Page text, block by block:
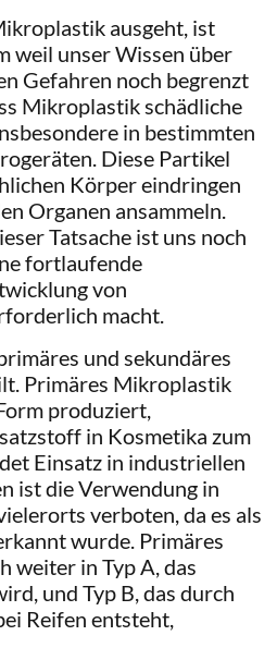
ausgeht, ist
weil unser Wissen über
Gefahren noch begrenzt
Mikroplastik schädliche
in bestimmten
Diese Partikel
Körper eindringen
Organen ansammeln.
Tatsache ist uns noch
fortlaufende
von
macht.
und sekundäres
Primäres Mikroplastik
produziert,
in Kosmetika zum
Einsatz in industriellen
ist die Verwendung in
verboten, da es als
wurde. Primäres
weiter in Typ A, das
und Typ B, das durch
Reifen entsteht,